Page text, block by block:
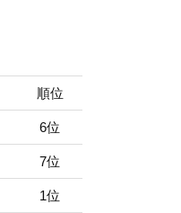
順位
6位
7位
1位